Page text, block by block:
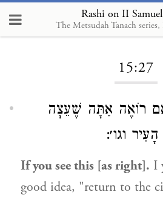
Rashi on II
The Metsudah TanachLoading...
15:27
רוֹאֶה אַתָּה שֶׁעֵצָה
וגו׳:
If you see this [as right]. I
good idea, "return to the